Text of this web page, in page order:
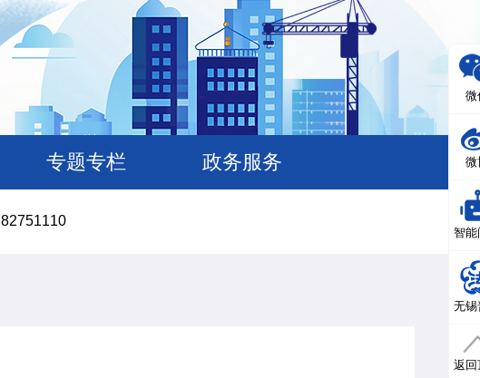
专题专栏 政务服务
82751110
微
微
智能
无锡
返回